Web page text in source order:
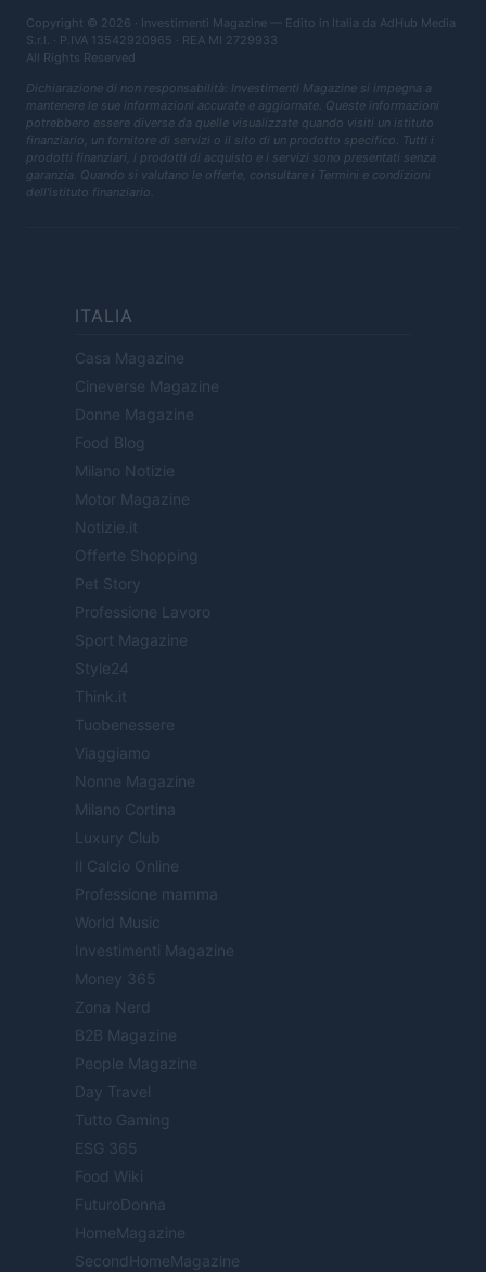
Copyright © 2026 · Investimenti Magazine — Edito in Italia da AdHub Media
S.r.l. · P.IVA 13542920965 · REA MI 2729933
All Rights Reserved
Dichiarazione di non responsabilità: Investimenti Magazine si impegna a
mantenere le sue informazioni accurate e aggiornate. Queste informazioni
potrebbero essere diverse da quelle visualizzate quando visiti un istituto
finanziario, un fornitore di servizi o il sito di un prodotto specifico. Tutti i
prodotti finanziari, i prodotti di acquisto e i servizi sono presentati senza
garanzia. Quando si valutano le offerte, consultare i Termini e condizioni
dell'istituto finanziario.
ITALIA
Casa Magazine
Cineverse Magazine
Donne Magazine
Food Blog
Milano Notizie
Motor Magazine
Notizie.it
Offerte Shopping
Pet Story
Professione Lavoro
Sport Magazine
Style24
Think.it
Tuobenessere
Viaggiamo
Nonne Magazine
Milano Cortina
Luxury Club
Il Calcio Online
Professione mamma
World Music
Investimenti Magazine
Money 365
Zona Nerd
B2B Magazine
People Magazine
Day Travel
Tutto Gaming
ESG 365
Food Wiki
FuturoDonna
HomeMagazine
SecondHomeMagazine